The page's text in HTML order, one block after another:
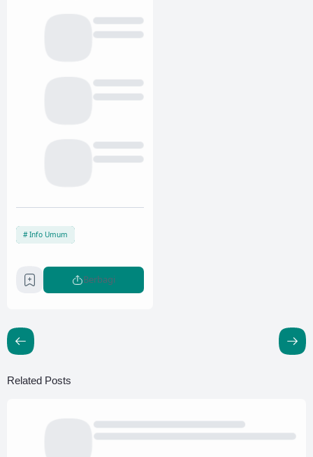
Info Umum
Berbagi
Related Posts